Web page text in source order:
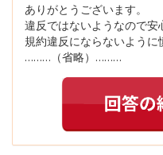
ありがとうございます。
違反ではないようなので安
規約違反にならないように
………（省略）………